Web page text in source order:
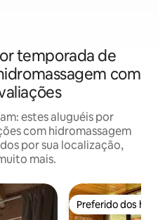
temporada de
com
estes aluguéis por
com hidromassagem
por sua localização,
mais.
Preferido dos
Preferido dos